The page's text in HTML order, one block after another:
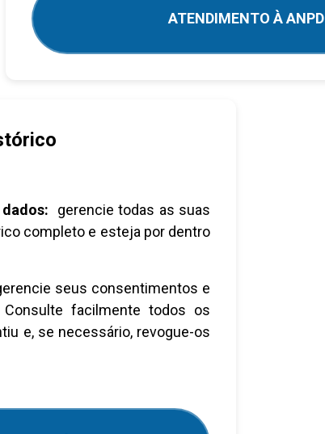
ATENDIMENTO À ANPD
gerencie todas as suas
completo e esteja por dentro
seus consentimentos e
facilmente todos os
e, se necessário, revogue-os